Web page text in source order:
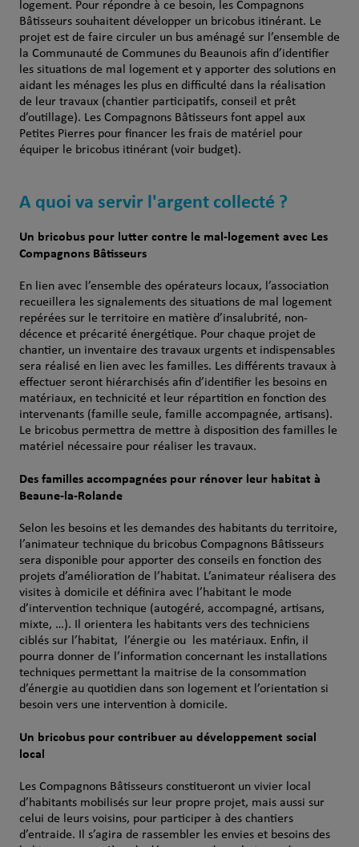
logement. Pour répondre à ce besoin, les Compagnons
Bâtisseurs souhaitent développer un bricobus itinérant. Le
projet est de faire circuler un bus aménagé sur l’ensemble de
la Communauté de Communes du Beaunois afin d’identifier
les situations de mal logement et y apporter des solutions en
aidant les ménages les plus en difficulté dans la réalisation
de leur travaux (chantier participatifs, conseil et prêt
d’outillage). Les Compagnons Bâtisseurs font appel aux
Petites Pierres pour financer les frais de matériel pour
équiper le bricobus itinérant (voir budget).
A quoi va servir l'argent collecté ?
Un bricobus pour lutter contre le mal-logement avec Les
Compagnons Bâtisseurs
En lien avec l’ensemble des opérateurs locaux, l’association
recueillera les signalements des situations de mal logement
repérées sur le territoire en matière d’insalubrité, non-
décence et précarité énergétique. Pour chaque projet de
chantier, un inventaire des travaux urgents et indispensables
sera réalisé en lien avec les familles. Les différents travaux à
effectuer seront hiérarchisés afin d’identifier les besoins en
matériaux, en technicité et leur répartition en fonction des
intervenants (famille seule, famille accompagnée, artisans).
Le bricobus permettra de mettre à disposition des familles le
matériel nécessaire pour réaliser les travaux.
Des familles accompagnées pour rénover leur habitat à
Beaune-la-Rolande
Selon les besoins et les demandes des habitants du territoire,
l’animateur technique du bricobus Compagnons Bâtisseurs
sera disponible pour apporter des conseils en fonction des
projets d’amélioration de l’habitat. L’animateur réalisera des
visites à domicile et définira avec l’habitant le mode
d’intervention technique (autogéré, accompagné, artisans,
mixte, …). Il orientera les habitants vers des techniciens
ciblés sur l’habitat, l’énergie ou les matériaux. Enfin, il
pourra donner de l’information concernant les installations
techniques permettant la maitrise de la consommation
d’énergie au quotidien dans son logement et l’orientation si
besoin vers une intervention à domicile.
Un bricobus pour contribuer au développement social
local
Les Compagnons Bâtisseurs constitueront un vivier local
d’habitants mobilisés sur leur propre projet, mais aussi sur
celui de leurs voisins, pour participer à des chantiers
d’entraide. Il s’agira de rassembler les envies et besoins des